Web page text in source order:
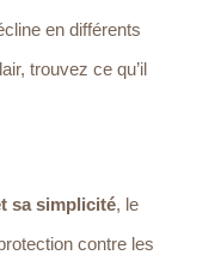
en différents
trouvez ce qu’il
sa simplicité, le
contre les